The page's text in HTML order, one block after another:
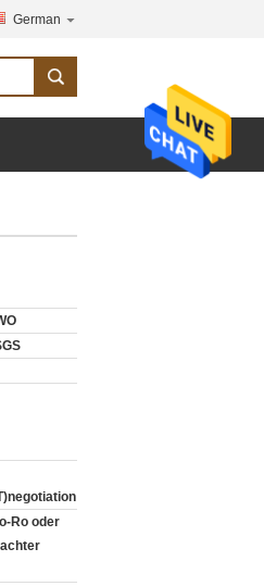
German
Ro oder